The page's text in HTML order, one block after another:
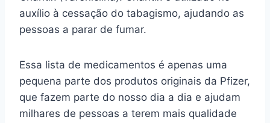
auxílio à cessação do tabagismo, ajudando as
pessoas a parar de fumar.
Essa lista de medicamentos é apenas uma
pequena parte dos produtos originais da Pfizer,
que fazem parte do nosso dia a dia e ajudam
milhares de pessoas a terem mais qualidade